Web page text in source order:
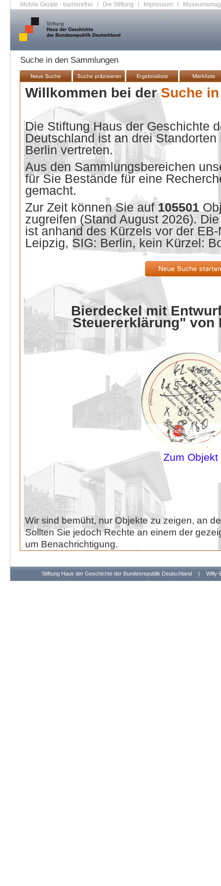
Mobile Geräte - barrierefrei | Die Stiftung | Impressum |
Suche in den Sammlungen
Willkommen bei derSuche
Die Stiftung Haus der Geschichte
Deutschland ist an drei
Berlin vertreten.
Aus den Sammlungsbereichen
für Sie Bestände für eine
gemacht.
Zur Zeit können Sie auf 105501
zugreifen (Stand August 2026).
ist anhand des Kürzels vor der
Leipzig, SIG: Berlin, kein Kürzel:
Bierdeckel mit
Steuererklärung" von
Zum Objekt
Wir sind bemüht, nur Objekte zu zeigen, an
Sollten Sie jedoch Rechte an einem der
um Benachrichtigung.
Stiftung Haus der Geschichte der Bundesrepublik Deutschland | Willy-